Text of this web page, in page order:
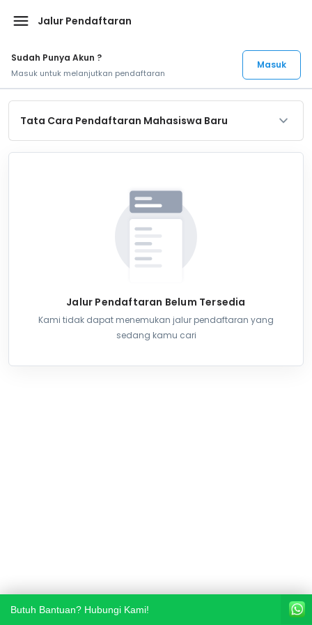
menu Jalur Pendaftaran
Sudah Punya Akun ?
Masuk untuk melanjutkan pendaftaran
Masuk
Tata Cara Pendaftaran Mahasiswa Baru
Jalur Pendaftaran Belum Tersedia
Kami tidak dapat menemukan jalur pendaftaran yang
sedang kamu cari
Butuh Bantuan? Hubungi Kami!